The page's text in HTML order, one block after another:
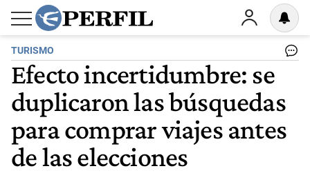
TURISMO
Efecto incertidumbre: se
duplicaron las búsquedas
para comprar viajes antes
de las elecciones